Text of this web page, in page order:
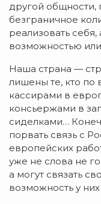
другой общности,
безграничное
реализовать себя,
возможностью
Наша страна —
лишены те, кто по
кассирами в
консьержами в
сиделками…
порвать связь с
европейских
уже не слова не
а могут связать
возможность у них